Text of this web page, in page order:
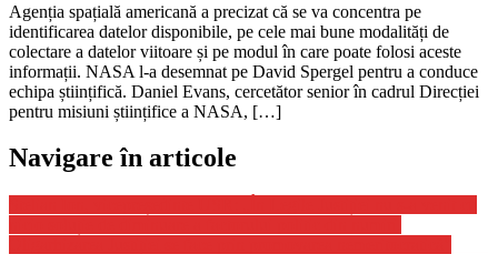
Agenția spațială americană a precizat că se va concentra pe
identificarea datelor disponibile, pe cele mai bune modalități de
colectare a datelor viitoare și pe modul în care poate folosi aceste
informații. NASA l-a desemnat pe David Spergel pentru a conduce
echipa științifică. Daniel Evans, cercetător senior în cadrul Direcției
pentru misiuni științifice a NASA, […]
Navigare în articole